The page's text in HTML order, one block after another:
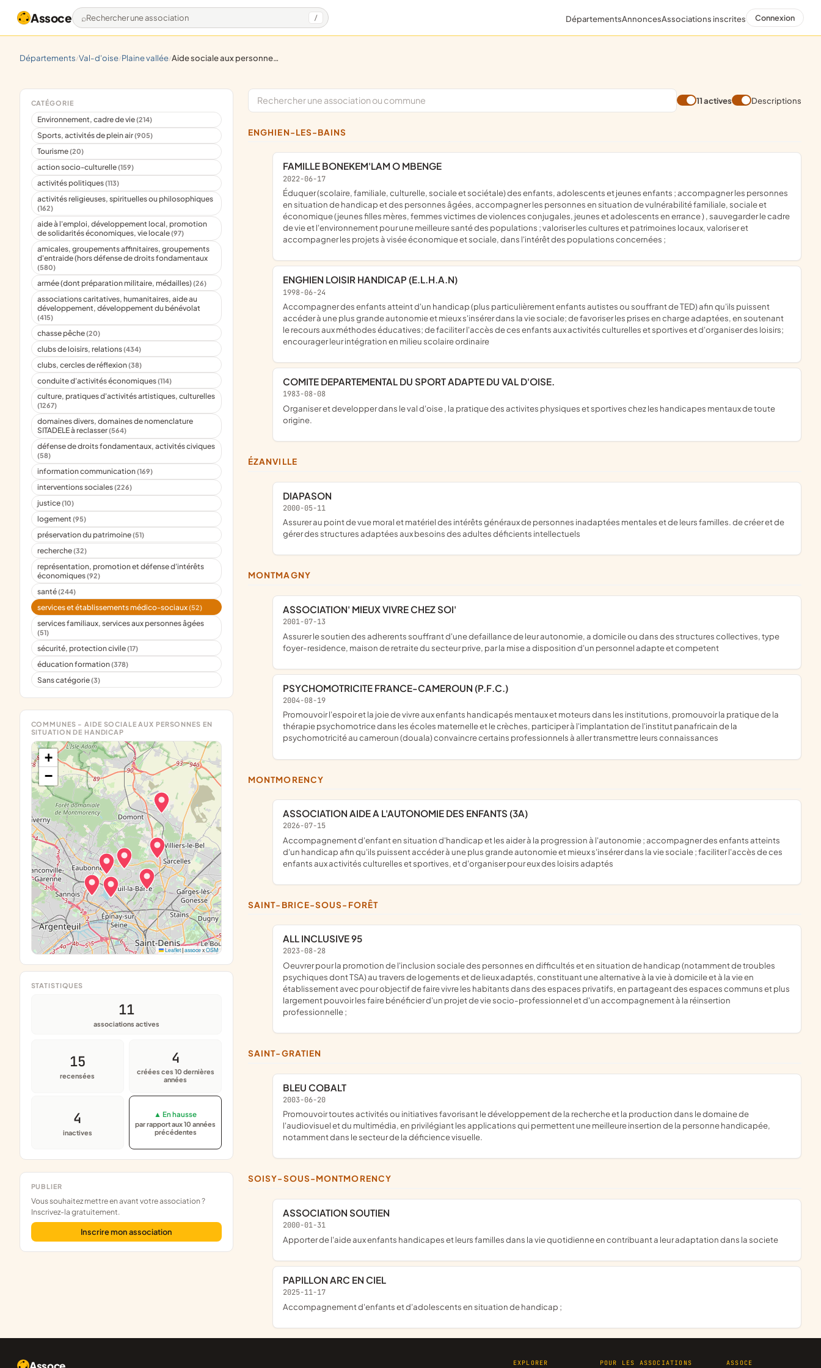
Assoce Rechercher une association / DépartementsAnnoncesAssociations inscrites Connexion
départements/ val-d'oise/ plaine vallée/ aide sociale aux personnes en situation de handicap
CATÉGORIE
Environnement, cadre de vie(214)
Sports, activités de plein air(905)
Tourisme(20)
action socio-culturelle(159)
activités politiques(113)
activités religieuses, spirituelles ou philosophiques
(162)
aide à l'emploi, développement local, promotion
de solidarités économiques, vie locale(97)
amicales, groupements affinitaires, groupements
d'entraide (hors défense de droits fondamentaux
(580)
armée (dont préparation militaire, médailles)(26)
associations caritatives, humanitaires, aide au
développement, développement du bénévolat
(415)
chasse pêche(20)
clubs de loisirs, relations(434)
clubs, cercles de réflexion(38)
conduite d'activités économiques(114)
culture, pratiques d'activités artistiques, culturelles
(1267)
domaines divers, domaines de nomenclature
SITADELE à reclasser(564)
défense de droits fondamentaux, activités civiques
(58)
information communication(169)
interventions sociales(226)
justice(10)
logement(95)
préservation du patrimoine(51)
recherche(32)
représentation, promotion et défense d'intérêts
économiques(92)
santé(244)
services et établissements médico-sociaux(52)
services familiaux, services aux personnes âgées
(51)
sécurité, protection civile(17)
éducation formation(378)
Sans catégorie(3)
STATISTIQUES
11
associations actives
15
recensées
4
créées ces 10 dernières
années
4
inactives
▲ En hausse
par rapport aux 10 années
précédentes
PUBLIER
Vous souhaitez mettre en avant votre association ?
Inscrivez-la gratuitement.
Inscrire mon association
11 actives Descriptions
ENGHIEN-LES-BAINS
FAMILLE BONEKEM'LAM O MBENGE
2022-06-17
éduquer (scolaire, familiale, culturelle, sociale et sociétale) des enfants, adolescents et jeunes enfants ; accompagner les personnes
en situation de handicap et des personnes âgées, accompagner les personnes en situation de vulnérabilité familiale, sociale et
économique (jeunes filles mères, femmes victimes de violences conjugales, jeunes et adolescents en errance ) , sauvegarder le cadre
de vie et l'environnement pour une meilleure santé des populations ; valoriser les cultures et patrimoines locaux, valoriser et
accompagner les projets à visée économique et sociale, dans l'intérêt des populations concernées ;
ENGHIEN LOISIR HANDICAP (E.L.H.A.N)
1998-06-24
accompagner des enfants atteint d'un handicap (plus particulièrement enfants autistes ou souffrant de TED) afin qu'ils puissent
accéder à une plus grande autonomie et mieux s'insérer dans la vie sociale; de favoriser les prises en charge adaptées, en soutenant
le recours aux méthodes éducatives; de faciliter l'accès de ces enfants aux activités culturelles et sportives et d'organiser des loisirs;
encourager leur intégration en milieu scolaire ordinaire
COMITE DEPARTEMENTAL DU SPORT ADAPTE DU VAL D'OISE.
1983-08-08
organiser et developper dans le val d'oise , la pratique des activites physiques et sportives chez les handicapes mentaux de toute
origine.
ÉZANVILLE
DIAPASON
2000-05-11
assurer au point de vue moral et matériel des intérêts généraux de personnes inadaptées mentales et de leurs familles. de créer et de
gérer des structures adaptées aux besoins des adultes déficients intellectuels
MONTMAGNY
ASSOCIATION' MIEUX VIVRE CHEZ SOI'
2001-07-13
assurer le soutien des adherents souffrant d'une defaillance de leur autonomie, a domicile ou dans des structures collectives, type
foyer-residence, maison de retraite du secteur prive, par la mise a disposition d'un personnel adapte et competent
PSYCHOMOTRICITE FRANCE-CAMEROUN (P.F.C.)
2004-08-19
promouvoir l'espoir et la joie de vivre aux enfants handicapés mentaux et moteurs dans les institutions, promouvoir la pratique de la
thérapie psychomotrice dans les écoles maternelle et le crèches, participer à l'implantation de l'institut panafricain de la
psychomotricité au cameroun (douala) convaincre certains professionnels à aller transmettre leurs connaissances
MONTMORENCY
ASSOCIATION AIDE A L'AUTONOMIE DES ENFANTS (3A)
2026-07-15
accompagnement d'enfant en situation d'handicap et les aider à la progression à l'autonomie ; accompagner des enfants atteints
d'un handicap afin qu'ils puissent accéder à une plus grande autonomie et mieux s'insérer dans la vie sociale ; faciliter l'accès de ces
enfants aux activités culturelles et sportives, et d'organiser pour eux des loisirs adaptés
SAINT-BRICE-SOUS-FORÊT
ALL INCLUSIVE 95
2023-08-28
oeuvrer pour la promotion de l'inclusion sociale des personnes en difficultés et en situation de handicap (notamment de troubles
psychiques dont TSA) au travers de logements et de lieux adaptés, constituant une alternative à la vie à domicile et à la vie en
établissement avec pour objectif de faire vivre les habitants dans des espaces privatifs, en partageant des espaces communs et plus
largement pouvoir les faire bénéficier d'un projet de vie socio-professionnel et d'un accompagnement à la réinsertion
professionnelle ;
SAINT-GRATIEN
BLEU COBALT
2003-06-20
promouvoir toutes activités ou initiatives favorisant le développement de la recherche et la production dans le domaine de
l'audiovisuel et du multimédia, en privilégiant les applications qui permettent une meilleure insertion de la personne handicapée,
notamment dans le secteur de la déficience visuelle.
SOISY-SOUS-MONTMORENCY
ASSOCIATION SOUTIEN
2000-01-31
apporter de l'aide aux enfants handicapes et leurs familles dans la vie quotidienne en contribuant a leur adaptation dans la societe
PAPILLON ARC EN CIEL
2025-11-17
accompagnement d'enfants et d'adolescents en situation de handicap ;
COMMUNES - AIDE SOCIALE AUX PERSONNES EN
SITUATION DE HANDICAP
+
−
Leaflet| assocexOSM
EXPLORER POUR LES ASSOCIATIONS ASSOCE